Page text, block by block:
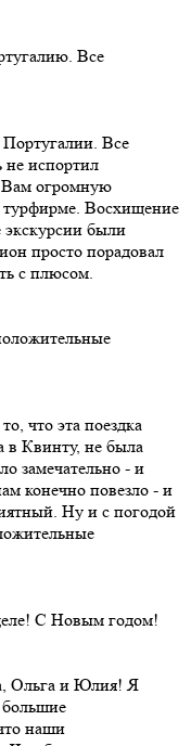
Все
Все
не испортил
Вам огромную
Восхищение
были
просто порадовал
с плюсом.
что эта поездка
в Квинту, не была
замечательно - и
конечно повезло - и
Ну и с погодой
С Новым годом!
Ольга и Юлия! Я
наши